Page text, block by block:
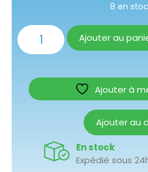
8 en
Ajouter au
Ajouter à
Ajouter au
En stock
Expédié sous